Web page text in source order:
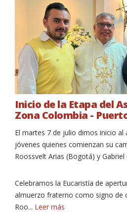
Inicio de la Etapa del
Zona Colombia -
El martes 7 de julio dimos inicio al
jóvenes quienes comienzan su
Roossvelt Arias (Bogotá) y Gabriel
Celebramos la Eucaristía de
almuerzo fraterno como signo de
Roo... Leer más